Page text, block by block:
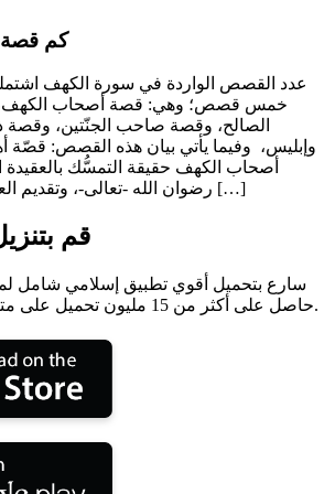
كم
عدد القصص الواردة في سورة الكهف
خمس قصص؛ وهي: قصة أصحاب الكهف،
الصالح، وقصة صاحب الجنّتين، وقصة
وإبليس، وفيما يأتي بيان هذه القصص:
أصحاب الكهف حقيقة التمسُّك بالعقيدة
رضوان الله -تعالى-، وتقديم العمل الصالح على غيره […]
قم
سارع بتحميل أقوي تطبيق إسلامي شامل
حاصل على أكثر من 15 مليون تحميل على متاجر التطبيقات الذكية.